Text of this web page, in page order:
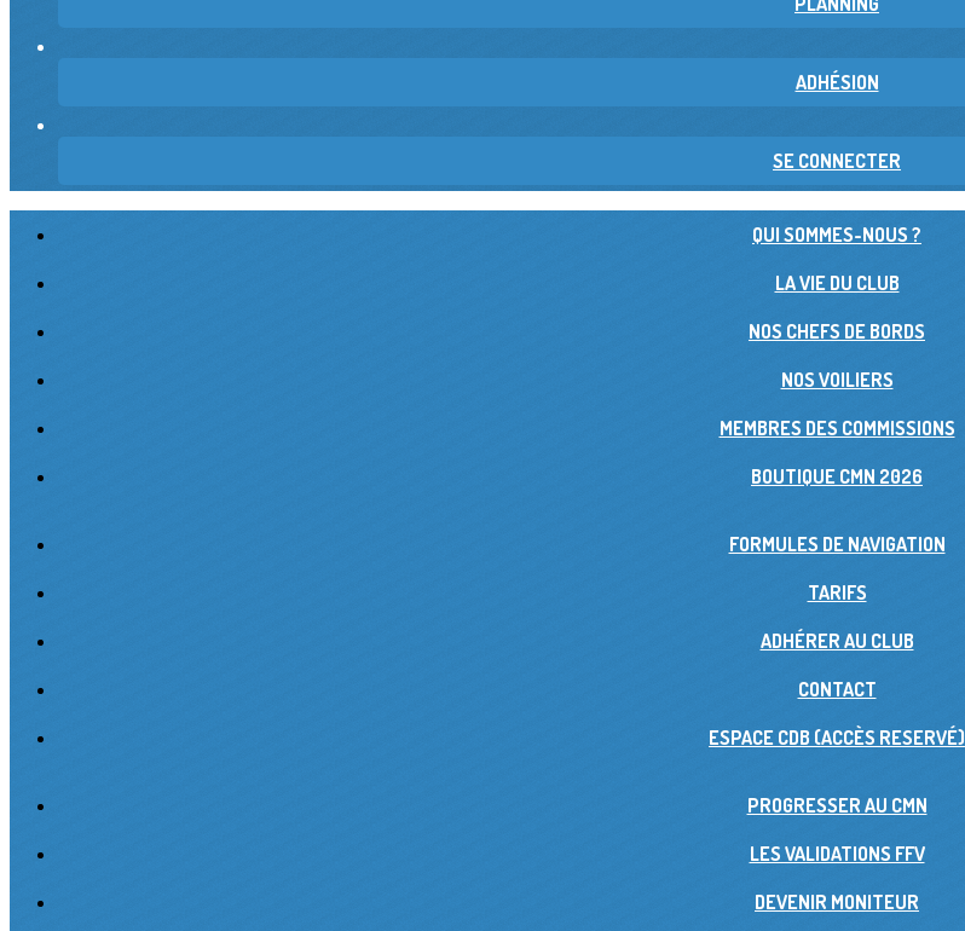
ADHÉSION
SE CONNECTER
QUI SOMMES-NOUS ?
LA VIE DU CLUB
NOS CHEFS DE BORDS
NOS VOILIERS
MEMBRES DES COMMISSIONS
BOUTIQUE CMN 2026
FORMULES DE NAVIGATION
TARIFS
ADHÉRER AU CLUB
CONTACT
ESPACE CDB (ACCÈS RESERVÉ)
PROGRESSER AU CMN
LES VALIDATIONS FFV
DEVENIR MONITEUR